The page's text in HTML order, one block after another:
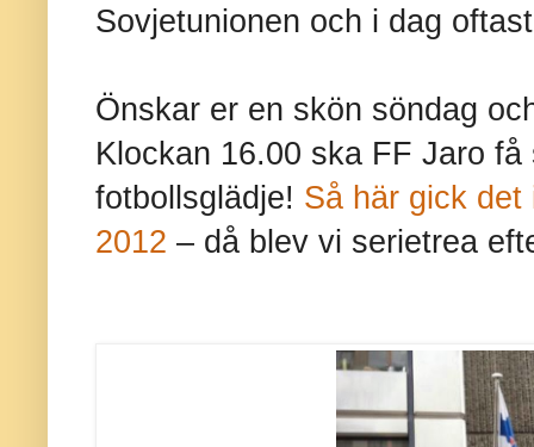
Sovjetunionen och i dag
Önskar er en skön söndag
Klockan 16.00 ska FF Jaro
fotbollsglädje! Så här gick det
2012 – då blev vi serietrea